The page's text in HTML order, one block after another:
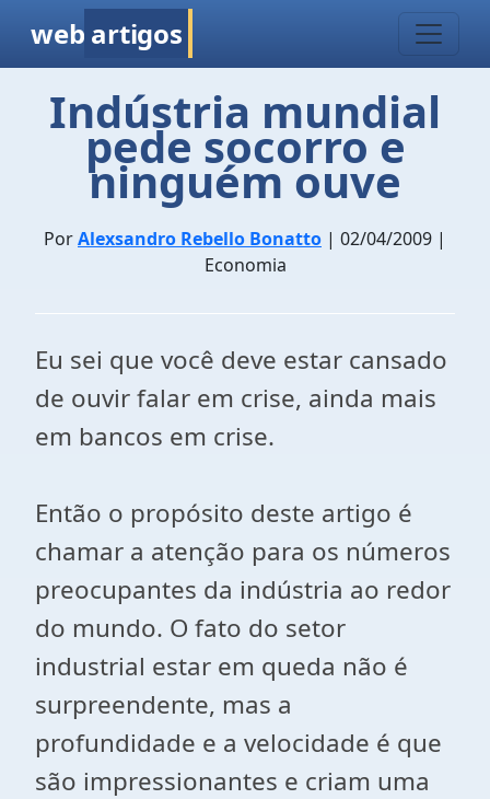
web artigos
Indústria mundial
pede socorro e
ninguém ouve
PorAlexsandro Rebello Bonatto | 02/04/2009 |
Economia
Eu sei que você deve estar cansado
de ouvir falar em crise, ainda mais
em bancos em crise.
Então o propósito deste artigo é
chamar a atenção para os números
preocupantes da indústria ao redor
do mundo. O fato do setor
industrial estar em queda não é
surpreendente, mas a
profundidade e a velocidade é que
são impressionantes e criam uma